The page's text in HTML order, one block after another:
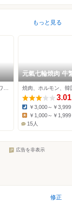
もっと見る
元氣七輪焼肉 牛
田馬場店
焼肉、ホルモン、韓
3.01
Dinner:
￥3,000～￥3,999
Lunch:
￥1,000～￥1,999
15人
広告を非表示
修正